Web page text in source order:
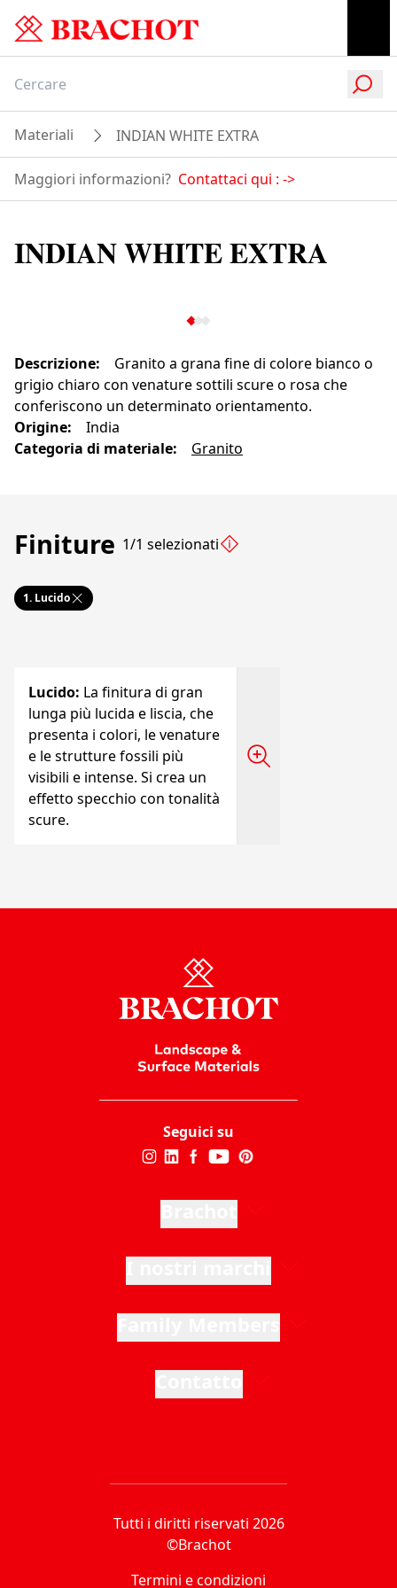
Materiali INDIAN WHITE EXTRA
Maggiori informazioni? Contattaci qui : ->
INDIAN WHITE EXTRA
Descrizione:
Granito a grana fine di colore bianco o
grigio chiaro con venature sottili scure o rosa che
conferiscono un determinato orientamento.
Origine:
India
Categoria di materiale: Granito
Finiture 1/1 selezionati
1. Lucido
Lucido: La finitura di gran
lunga più lucida e liscia, che
presenta i colori, le venature
e le strutture fossili più
visibili e intense. Si crea un
effetto specchio con tonalità
scure.
Seguici su
Tutti i diritti riservati 2026
©Brachot
Termini e condizioni